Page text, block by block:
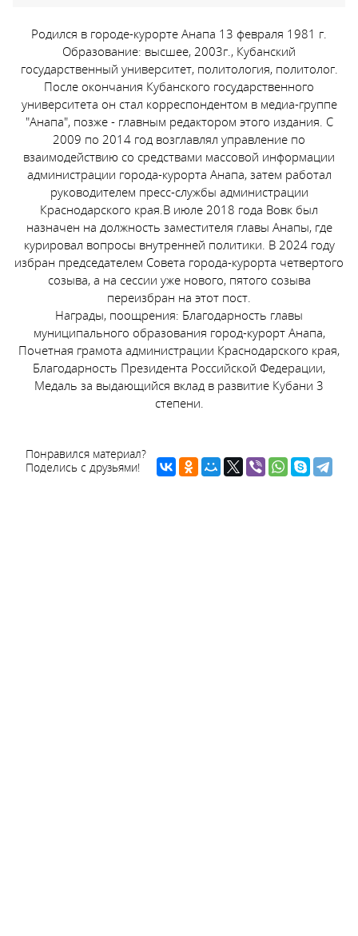
Родился в городе-курорте Анапа 13 февраля 1981 г.
Образование: высшее, 2003г., Кубанский
государственный университет, политология, политолог.
После окончания Кубанского государственного
университета он стал корреспондентом в медиа-группе
"Анапа", позже - главным редактором этого издания. С
2009 по 2014 год возглавлял управление по
взаимодействию со средствами массовой информации
администрации города-курорта Анапа, затем работал
руководителем пресс-службы администрации
Краснодарского края.В июле 2018 года Вовк был
назначен на должность заместителя главы Анапы, где
курировал вопросы внутренней политики. В 2024 году
избран председателем Совета города-курорта четвертого
созыва, а на сессии уже нового, пятого созыва
переизбран на этот пост.
Награды, поощрения: Благодарность главы
муниципального образования город-курорт Анапа,
Почетная грамота администрации Краснодарского края,
Благодарность Президента Российской Федерации,
Медаль за выдающийся вклад в развитие Кубани 3
степени.
Понравился материал?
Поделись с друзьями!